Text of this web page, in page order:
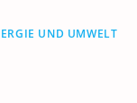
UND UMWELT